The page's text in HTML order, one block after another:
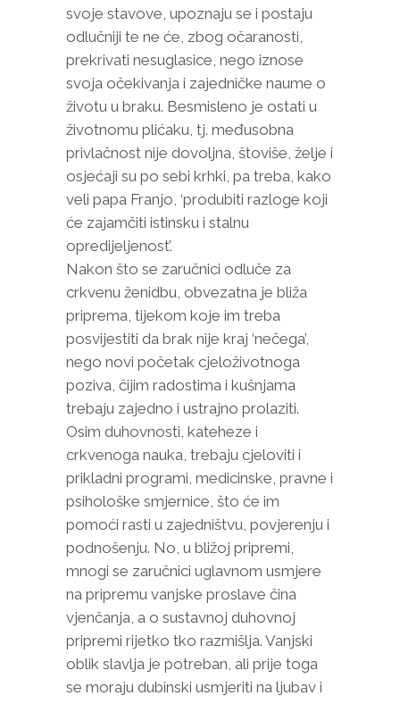
svoje stavove, upoznaju se i postaju
odlučniji te ne će, zbog očaranosti,
prekrivati nesuglasice, nego iznose
svoja očekivanja i zajedničke naume o
životu u braku. Besmisleno je ostati u
životnomu plićaku, tj. međusobna
privlačnost nije dovoljna, štoviše, želje i
osjećaji su po sebi krhki, pa treba, kako
veli papa Franjo, ‘produbiti razloge koji
će zajamčiti istinsku i stalnu
opredijeljenost’.
Nakon što se zaručnici odluče za
crkvenu ženidbu, obvezatna je bliža
priprema, tijekom koje im treba
posvijestiti da brak nije kraj ‘nečega’,
nego novi početak cjeloživotnoga
poziva, čijim radostima i kušnjama
trebaju zajedno i ustrajno prolaziti.
Osim duhovnosti, kateheze i
crkvenoga nauka, trebaju cjeloviti i
prikladni programi, medicinske, pravne i
psihološke smjernice, što će im
pomoći rasti u zajedništvu, povjerenju i
podnošenju. No, u bližoj pripremi,
mnogi se zaručnici uglavnom usmjere
na pripremu vanjske proslave čina
vjenčanja, a o sustavnoj duhovnoj
pripremi rijetko tko razmišlja. Vanjski
oblik slavlja je potreban, ali prije toga
se moraju dubinski usmjeriti na ljubav i